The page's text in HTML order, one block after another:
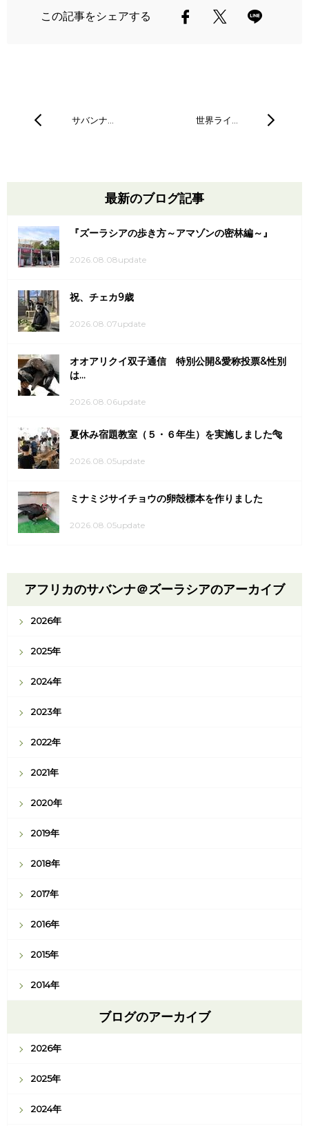
この記事をシェアする
サバンナ… 世界ライ…
最新のブログ記事
『ズーラシアの歩き方～アマゾンの密林編～』
2026.08.08update
祝、チェカ9歳
2026.08.07update
オオアリクイ双子通信 特別公開&愛称投票&性別
は...
2026.08.06update
夏休み宿題教室（５・６年生）を実施しました🐅
2026.08.05update
ミナミジサイチョウの卵殻標本を作りました
2026.08.05update
アフリカのサバンナ＠ズーラシアのアーカイブ
2026年
2025年
2024年
2023年
2022年
2021年
2020年
2019年
2018年
2017年
2016年
2015年
2014年
ブログのアーカイブ
2026年
2025年
2024年